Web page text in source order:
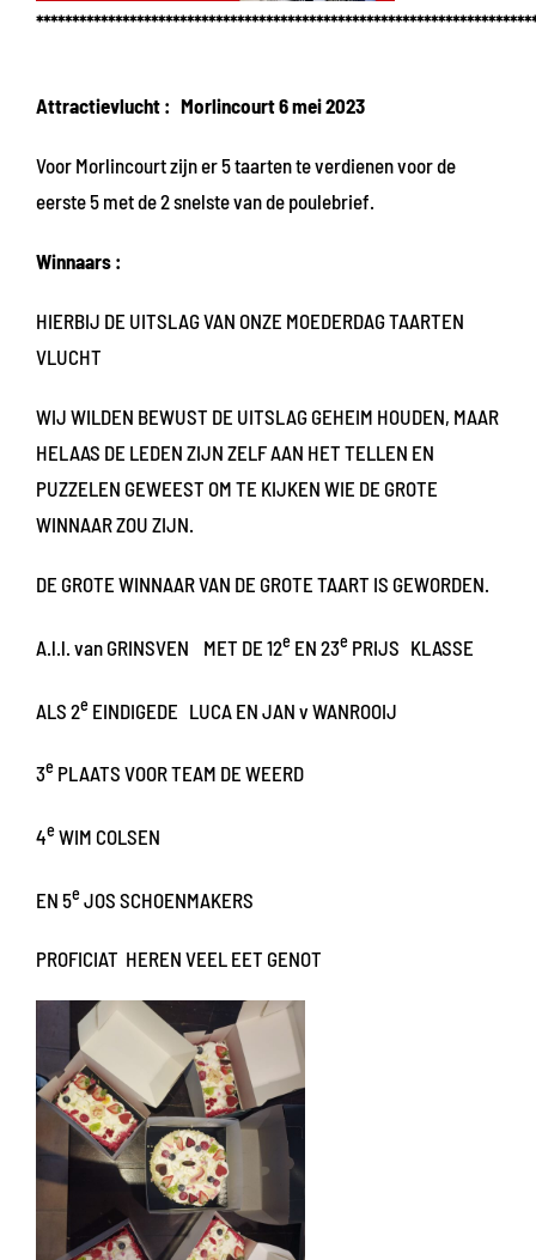
Attractievlucht : Morlincourt 6 mei 2023
Voor Morlincourt zijn er 5 taarten te verdienen voor de
eerste 5 met de 2 snelste van de poulebrief.
Winnaars :
HIERBIJ DE UITSLAG VAN ONZE MOEDERDAG TAARTEN
VLUCHT
WIJ WILDEN BEWUST DE UITSLAG GEHEIM HOUDEN, MAAR
HELAAS DE LEDEN ZIJN ZELF AAN HET TELLEN EN
PUZZELEN GEWEEST OM TE KIJKEN WIE DE GROTE
WINNAAR ZOU ZIJN.
DE GROTE WINNAAR VAN DE GROTE TAART IS GEWORDEN.
A.l.l. van GRINSVEN MET DE 12e EN 23e PRIJS KLASSE
ALS 2e EINDIGEDE LUCA EN JAN v WANROOIJ
3e PLAATS VOOR TEAM DE WEERD
4eWIM COLSEN
EN 5eJOS SCHOENMAKERS
PROFICIAT HEREN VEEL EET GENOT